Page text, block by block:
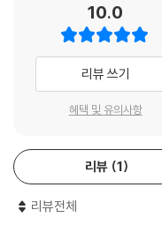
학교 입학을 앞둔 아이들의
만 불안한 게 아니구나’ 하
친구와 선생님을 만나니 안심
절한 선생님을 보며 학교에
서로 친해지는 과정과 선생님
해 가는 모습이 처음 교실에
교 1학년 아이들의 모습을
10.0
리뷰 쓰기
혜택 및 유의사항
리뷰 1
리뷰전체